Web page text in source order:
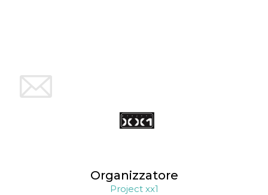
Organizzatore
Project xx1